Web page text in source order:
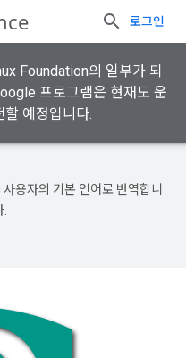
로그인
Foundation의 일부가 되
프로그램은 현재도 운
예정입니다.
용자의 기본 언어로 번역합니